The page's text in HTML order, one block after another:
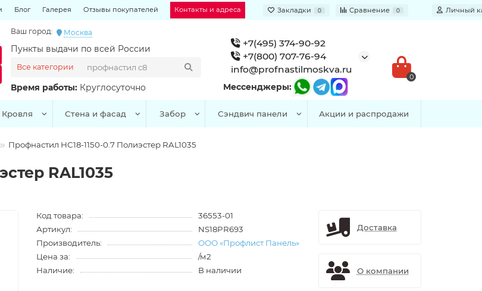
Блог Галерея Отзывы покупателей Контакты и адреса Закладки 0 Сравнение 0 Личный
Ваш город: Москва
Пункты выдачи по всей России
Время работы: Круглосуточно
Все категории
+7(495) 374-90-92
+7(800) 707-76-94
info@profnastilmoskva.ru
Мессенджеры:
0
Кровля Стена и фасад Забор Сэндвич панели Акции и распродажи
Профнастил НС18-1150-0.7 Полиэстер RAL1035
RAL1035
Код товара:
36553-01
Артикул:
NS18PR693
Производитель:
ООО «Профлист Панель»
Цена за:
/м2
Наличие:
В наличии
Доставка
О компании